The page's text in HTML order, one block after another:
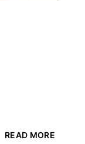
READ MORE